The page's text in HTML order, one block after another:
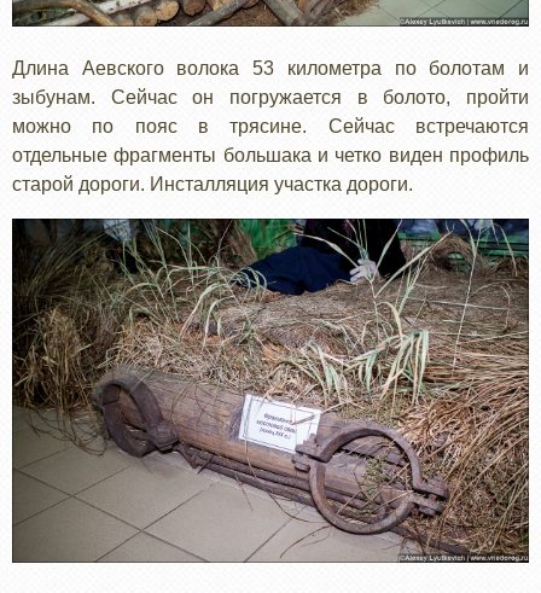
Длина Аевского волока 53 километра по болотам и
зыбунам. Сейчас он погружается в болото, пройти
можно по пояс в трясине. Сейчас встречаются
отдельные фрагменты большака и четко виден профиль
старой дороги. Инсталляция участка дороги.